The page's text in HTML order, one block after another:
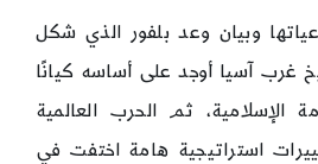
وبيان وعد بلفور الذي شكل
غرب آسيا أوجد على أساسه كيانًا
الإسلامية، ثم الحرب العالمية
استراتيجية هامة اختفت في